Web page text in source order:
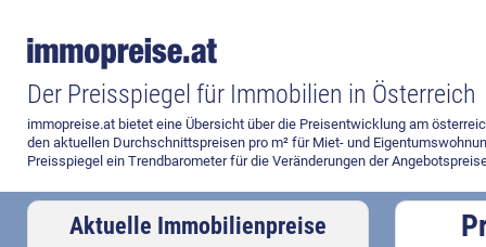
Der Preisspiegel für Immobilien in Österreich
immopreise.at bietet eine Übersicht über die Preisentwicklung am
den aktuellen Durchschnittspreisen pro m² für Miet- und
Preisspiegel ein Trendbarometer für die Veränderungen der
Aktuelle Immobilienpreise